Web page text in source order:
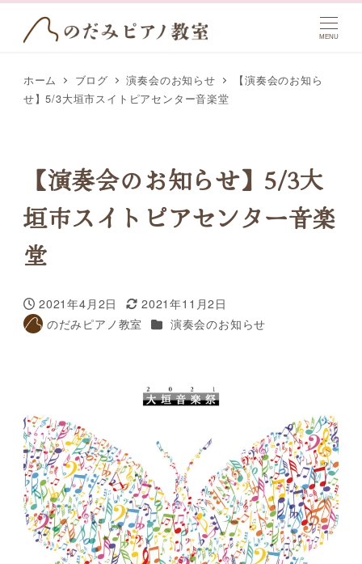
MENU
ホーム ブログ 演奏会のお知らせ
【演奏会のお知ら
せ】5/3大垣市スイトピアセンター音楽堂
【演奏会のお知らせ】5/3大
垣市スイトピアセンター音楽
堂
投稿日
2021年4月2日
更新日
2021年11月2日
著
のだみピアノ教室 カテゴリー
演奏会のお知らせ